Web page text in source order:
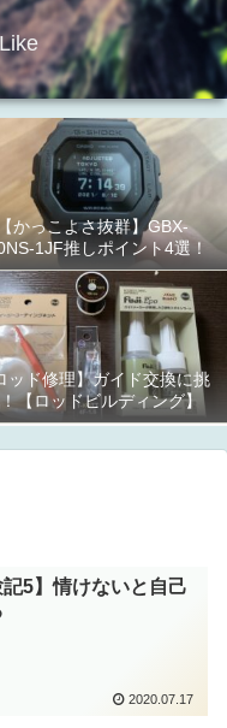
【かっこよさ抜群】GBX-
1JF推しポイント4選！
ッド修理】ガイド交換に挑
【ロッドビルディング】
記5】情けないと自己
2020.07.17